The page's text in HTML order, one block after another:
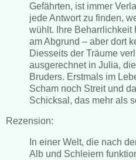
Gefährten, ist immer
jede Antwort zu finden,
wühlt. Ihre Beharrlichkeit
am Abgrund – aber dort
Diesseits der Träume
ausgerechnet in Julia,
Bruders. Erstmals im
Scham noch Streit und
Schicksal, das mehr als
Rezension:
In einer Welt, die nach
Alb und Schleiern